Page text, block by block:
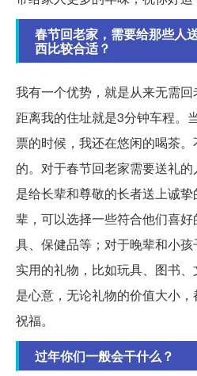
春节回老家，需要给那些人
西比较合适？
我有一个优势，就是从来无需
距离我的住址就是3分钟车程。
票的时候，我还在悠闲的喝茶
的。对于春节回老家需要送礼
是给长辈和尊敬的长者送上诚
辈，可以选择一些符合他们喜
具、保健品等；对于晚辈和小孩
实用的礼物，比如玩具、图书
是心意，无论礼物的价值大小
祝福。
过年你们一般会干什么？